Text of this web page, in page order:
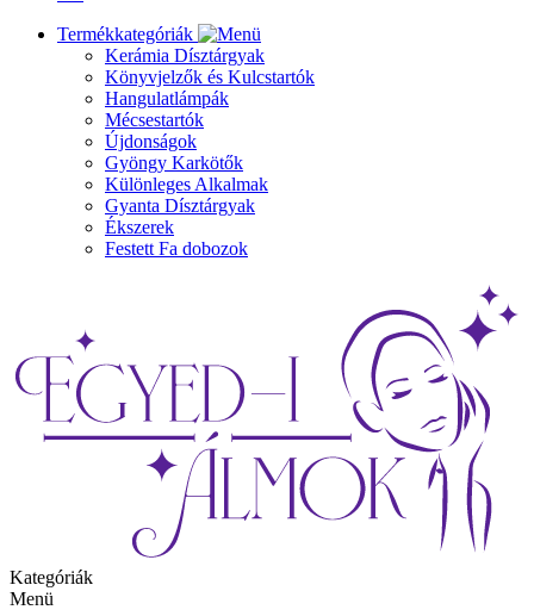
Termékkategóriák
Kerámia Dísztárgyak
Könyvjelzők és Kulcstartók
Hangulatlámpák
Mécsestartók
Újdonságok
Gyöngy Karkötők
Különleges Alkalmak
Gyanta Dísztárgyak
Ékszerek
Festett Fa dobozok
Kategóriák
Menü